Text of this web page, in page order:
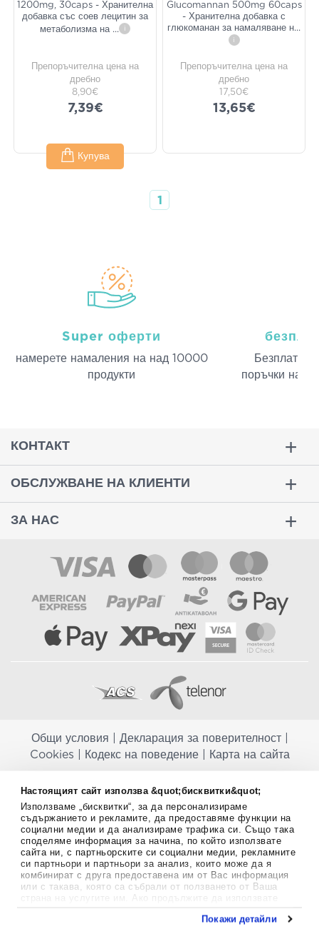
Настоящият сайт използва &quot;бисквитки&quot;
Използваме „бисквитки“, за да персонализираме
съдържанието и рекламите, да предоставяме функции на
социални медии и да анализираме трафика си. Също така
споделяме информация за начина, по който използвате
сайта ни, с партньорските си социални медии, рекламните
си партньори и партньори за анализ, които може да я
комбинират с друга предоставена им от Вас информация
или с такава, която са събрали от ползването от Ваша
страна на услугите им. Ако продължите да използвате
Покажи детайли
1200mg, 30caps - Хранителна
добавка със соев лецитин за
метаболизма на ... i
Препоръчителна цена на
дребно
8,90€
7,39€
Купува
Glucomannan 500mg 60caps
- Хранителна добавка с
глюкоманан за намаляване н...
i
Препоръчителна цена на
дребно
17,50€
13,65€
1
Super оферти
намерeте намаления на над 10000
продукти
Безплатна
поръчки над
КОНТАКТ
ОБСЛУЖВАНЕ НА КЛИЕНТИ
ЗА НАС
Общи условия Декларация за поверителност|
Cookies
Кодекс на поведение| Карта на сайта
заместват балансираната диета и не са предназначени за
профилактика, лечение или лечение на човешки заболявания.
Консултирайте се с Вашия лекар, ако сте бременна, кърмите,
приемате лекарства или имате някакви здравословни проблеми,
преди да използвате някаква хранителна добавка. Непрекъснато се
стремим да ви предоставяме точна и валидна информация. Ако
имате някакви въпроси или коментари относно тях, моля свържете
се с нас.
Aptekapromahon.com eBusinessTeam • Website by